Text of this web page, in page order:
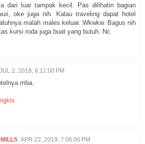
dari luar tampak kecil. Pas dilihatin bagian
oke juga nih. Kalau traveling dapat hotel
malah males keluar. Wkwkw. Bagus nih
kursi roda juga buat yang butuh. Nc
JUL 2, 2018, 8:12:00 PM
mba.
APR 22, 2019, 7:06:00 PM